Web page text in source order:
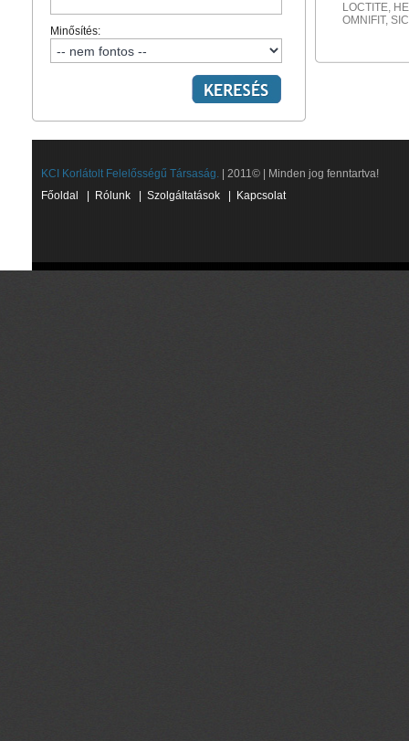
Minősítés:
LOCTITE,
OMNIFIT,
KCI Korlátolt Felelősségű Társaság. | 2011© | Minden jog fenntartva!
Főoldal
Rólunk Szolgáltatások Kapcsolat